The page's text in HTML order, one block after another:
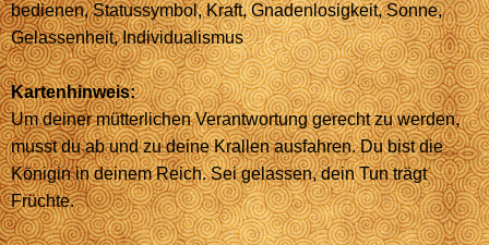
bedienen, Statussymbol, Kraft, Gnadenlosigkeit, Sonne,
Gelassenheit, Individualismus
Kartenhinweis:
Um deiner mütterlichen Verantwortung gerecht zu werden,
musst du ab und zu deine Krallen ausfahren. Du bist die
Königin in deinem Reich. Sei gelassen, dein Tun trägt
Früchte.